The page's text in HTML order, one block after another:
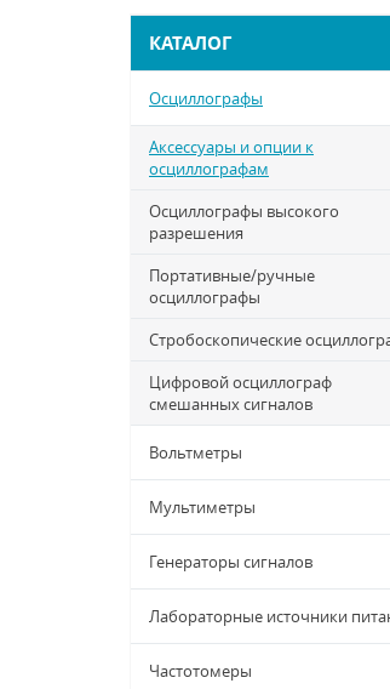
КАТАЛОГ
Осциллографы
Аксессуары и опции к
осциллографам
Осциллографы высокого
разрешения
Портативные/ручные
осциллографы
Стробоскопические
Цифровой осциллограф
смешанных сигналов
Вольтметры
Мультиметры
Генераторы сигналов
Лабораторные источники
Частотомеры